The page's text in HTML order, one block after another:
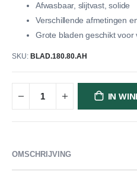
Afwasbaar, slijtvast, solide
Verschillende afmetingen
Grote bladen geschikt voor
SKU BLAD.180.80.AH
IN
OMSCHRIJVING